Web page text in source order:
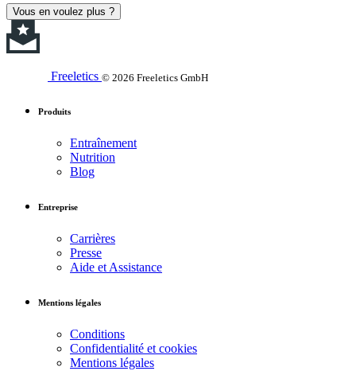
Vous en voulez plus ?
Freeletics © 2026 Freeletics GmbH
Produits
Entraînement
Nutrition
Blog
Entreprise
Carrières
Presse
Aide et Assistance
Mentions légales
Conditions
Confidentialité et cookies
Mentions légales